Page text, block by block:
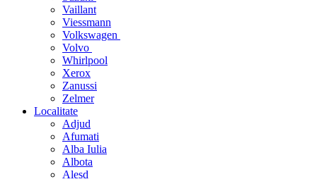
Vaillant
Viessmann
Volkswagen
Volvo
Whirlpool
Xerox
Zanussi
Zelmer
Localitate
Adjud
Afumati
Alba Iulia
Albota
Alesd